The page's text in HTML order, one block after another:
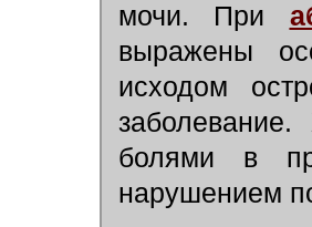
мочи. При
выражены
исходом
болями в
нарушением